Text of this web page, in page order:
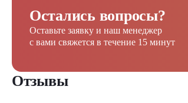
Остались вопросы?
Оставьте заявку и наш менеджер
с вами свяжется в течение 15 минут
Отзывы